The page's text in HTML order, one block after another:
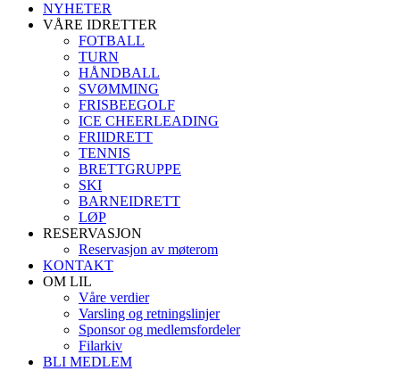
NYHETER
VÅRE IDRETTER
FOTBALL
TURN
HÅNDBALL
SVØMMING
FRISBEEGOLF
ICE CHEERLEADING
FRIIDRETT
TENNIS
BRETTGRUPPE
SKI
BARNEIDRETT
LØP
RESERVASJON
Reservasjon av møterom
KONTAKT
OM LIL
Våre verdier
Varsling og retningslinjer
Sponsor og medlemsfordeler
Filarkiv
BLI MEDLEM